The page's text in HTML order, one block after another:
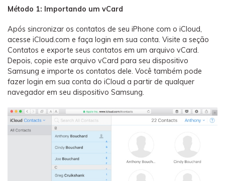
Método 1: Importando um vCard
Após sincronizar os contatos de seu iPhone com o iCloud,
acesse iCloud.com e faça login em sua conta. Visite a seção
Contatos e exporte seus contatos em um arquivo vCard.
Depois, copie este arquivo vCard para seu dispositivo
Samsung e importe os contatos dele. Você também pode
fazer login em sua conta do iCloud a partir de qualquer
navegador em seu dispositivo Samsung.